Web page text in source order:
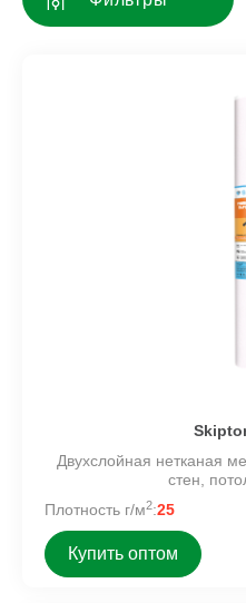
Двухслойная нетканая
стен,
Плотность г/м2:25
Купить оптом